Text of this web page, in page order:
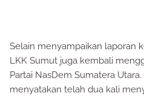
Selain menyampaikan laporan
LKK Sumut juga kembali
Partai NasDem Sumatera
menyatakan telah dua kali